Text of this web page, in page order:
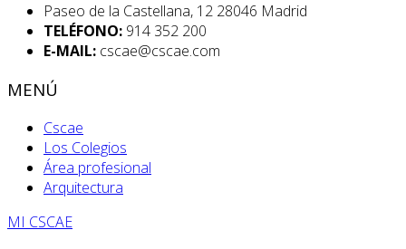
Paseo de la Castellana, 12 28046 Madrid
TELÉFONO: 914 352 200
E-MAIL: cscae@cscae.com
MENÚ
Cscae
Los Colegios
Área profesional
Arquitectura
MI CSCAE